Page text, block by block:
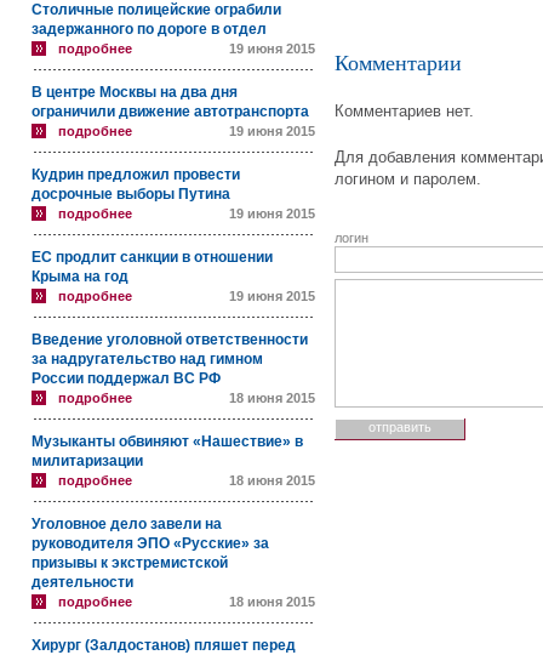
Столичные полицейские ограбили
задержанного по дороге в отдел
подробнее 19 июня 2015
В центре Москвы на два дня
ограничили движение автотранспорта
подробнее 19 июня 2015
Кудрин предложил провести
досрочные выборы Путина
подробнее 19 июня 2015
ЕС продлит санкции в отношении
Крыма на год
подробнее 19 июня 2015
Введение уголовной ответственности
за надругательство над гимном
России поддержал ВС РФ
подробнее 18 июня 2015
Музыканты обвиняют «Нашествие» в
милитаризации
подробнее 18 июня 2015
Уголовное дело завели на
руководителя ЭПО «Русские» за
призывы к экстремистской
деятельности
подробнее 18 июня 2015
Хирург (Залдостанов) пляшет перед
Комментарии
Комментариев нет.
Для добавления
логином и паролем.
логин